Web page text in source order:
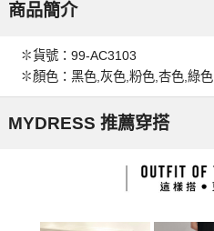
商品簡介
✽貨號：99-AC3103
✽顏色：黑色,灰色,粉色,杏色,綠色
MYDRESS 推薦穿搭